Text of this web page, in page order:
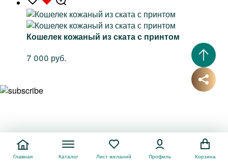
Кошелек кожаный из ската с принтом
7 000 руб.
Главная Каталог Лист желаний Профиль Корзина